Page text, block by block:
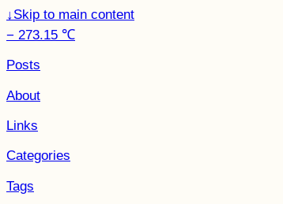
↓Skip to main content
− 273.15 ℃
Posts
About
Links
Categories
Tags